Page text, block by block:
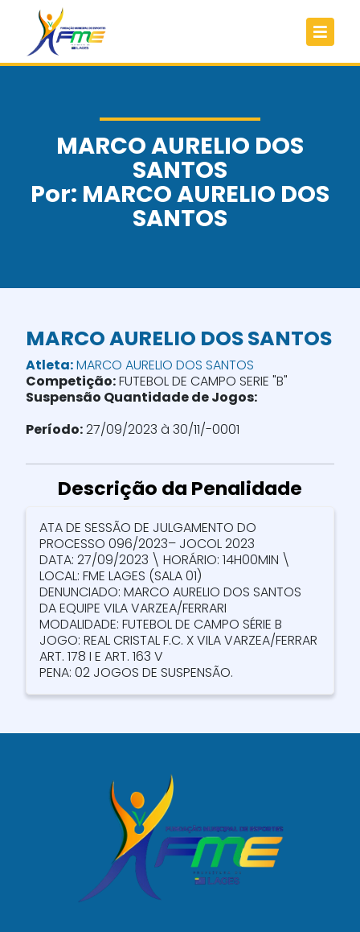
MARCO AURELIO DOS
SANTOS
Por: MARCO AURELIO DOS
SANTOS
MARCO AURELIO DOS SANTOS
Atleta:MARCO AURELIO DOS SANTOS
Competição:FUTEBOL DE CAMPO SERIE "B"
Suspensão Quantidade de Jogos:
Período:27/09/2023 à 30/11/-0001
Descrição da Penalidade
ATA DE SESSÃO DE JULGAMENTO DO
PROCESSO 096/2023– JOCOL 2023
DATA: 27/09/2023 \ HORÁRIO: 14H00MIN \
LOCAL: FME LAGES (SALA 01)
DENUNCIADO: MARCO AURELIO DOS SANTOS
DA EQUIPE VILA VARZEA/FERRARI
MODALIDADE: FUTEBOL DE CAMPO SÉRIE B
JOGO: REAL CRISTAL F.C. X VILA VARZEA/FERRAR
ART. 178 I E ART. 163 V
PENA: 02 JOGOS DE SUSPENSÃO.